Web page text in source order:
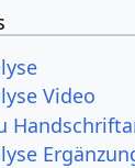
Video